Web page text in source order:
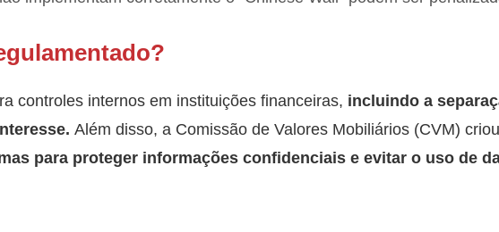
controles internos em instituições financeiras, incluindo a
Além disso, a Comissão de Valores Mobiliários (CVM)
para proteger informações confidenciais e evitar o uso de